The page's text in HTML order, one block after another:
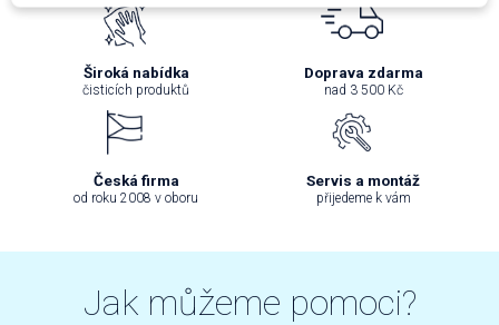
Široká nabídka
čisticích produktů
Doprava zdarma
nad 3 500 Kč
Česká firma
od roku 2008 v oboru
Servis a montáž
přijedeme k vám
Jak můžeme pomoci?